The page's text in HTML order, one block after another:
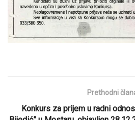
Prethodni
Konkurs za prijem u radni